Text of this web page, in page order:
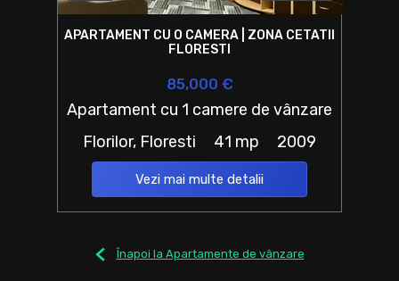
APARTAMENT CU O CAMERA | ZONA CETATII
FLORESTI
85,000 €
Apartament cu 1 camere de vânzare
Florilor, Floresti
41 mp 2009
Vezi mai multe detalii
Înapoi la Apartamente de vânzare